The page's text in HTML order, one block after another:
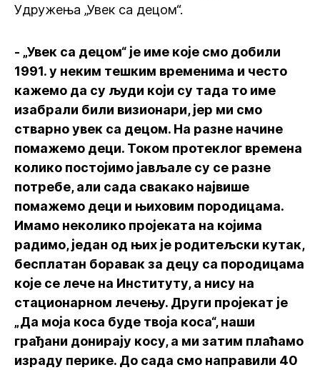
Удружења „Увек са децом“.
- „Увек са децом“ је име које смо добили
1991. у неким тешким временима и често
кажемо да су људи који су тада то име
изабрали били визионари, јер ми смо
стварно увек са децом. На разне начине
помажемо деци. Током протеклог времена
колико постојимо јављале су се разне
потребе, али сада свакако највише
помажемо деци и њиховим породицама.
Имамо неколико пројеката на којима
радимо, један од њих је родитељски кутак,
бесплатан боравак за децу са породицама
које се лече на Институту, а нису на
стационарном лечењу. Други пројекат је
„Да моја коса буде твоја коса“, наши
грађани донирају косу, а ми затим плаћамо
израду перике. До сада смо направили 40